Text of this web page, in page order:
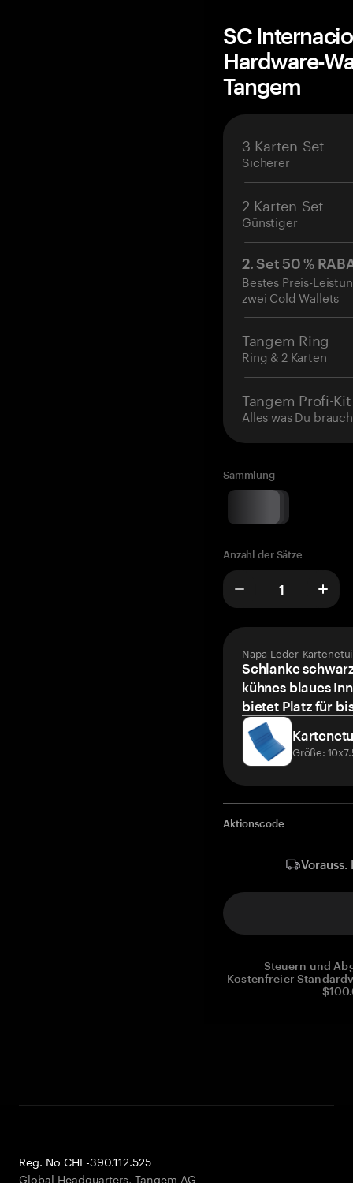
SC
Hardware-
Tangem
3-Karten-Set
Sicherer
2-Karten-Set
Günstiger
2. Set 50 %
Bestes Preis-
zwei Cold Wallets
Tangem Ring
Ring & 2 Karten
Tangem Profi-Kit
Alles was Du
Sammlung
Anzahl der Sätze
Napa-Leder-
Schlanke
kühnes blaues
bietet Platz für
Größe:
Aktionscode
Steuern und
Kostenfreier
Reg. No CHE-390.112.525
Global Headquarters, Tangem AG